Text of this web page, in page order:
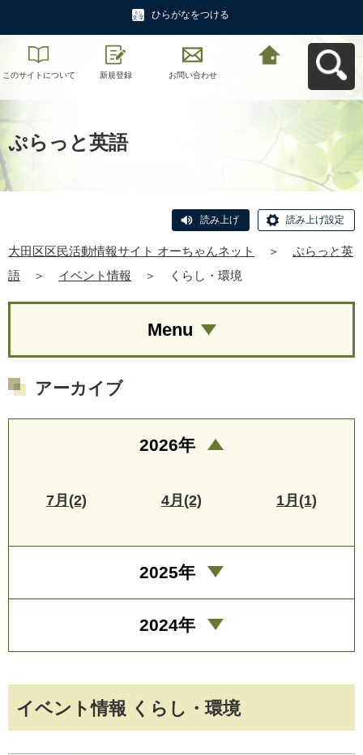
ひらがなをつける
このサイトについて 新規登録 お問い合わせ
ぷらっと英語
読み上げ 読み上げ設定
大田区区民活動情報サイト オーちゃんネット ＞
ぷらっと英
語
＞ イベント情報 ＞ くらし・環境
イベント情報 くらし・環境
Menu
アーカイブ
2026年
7月(2) 4月(2) 1月(1)
2025年
2024年